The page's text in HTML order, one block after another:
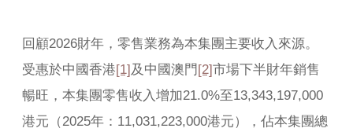
回顧2026財年，零售業務為本集團主要收入來源。
受惠於中國香港[1]及中國澳門 [2]市場下半財年銷售
暢旺，本集團零售收入增加21.0%至13,343,197,000
港元（2025年：11,031,223,000港元），佔本集團總